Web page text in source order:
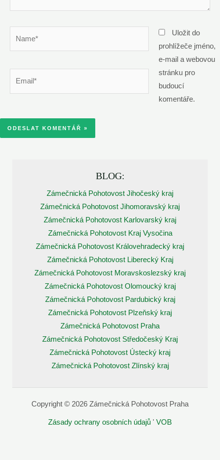
Uložit do
prohlížeče jméno,
e-mail a webovou
stránku pro
budoucí
komentáře.
BLOG:
Zámečnická Pohotovost Jihočeský kraj
Zámečnická Pohotovost Jihomoravský kraj
Zámečnická Pohotovost Karlovarský kraj
Zámečnická Pohotovost Kraj Vysočina
Zámečnická Pohotovost Královehradecký kraj
Zámečnická Pohotovost Liberecký Kraj
Zámečnická Pohotovost Moravskoslezský kraj
Zámečnická Pohotovost Olomoucký kraj
Zámečnická Pohotovost Pardubický kraj
Zámečnická Pohotovost Plzeňský kraj
Zámečnická Pohotovost Praha
Zámečnická Pohotovost Středočeský Kraj
Zámečnická Pohotovost Ústecký kraj
Zámečnická Pohotovost Zlínský kraj
Copyright © 2026 Zámečnická Pohotovost Praha
Zásady ochrany osobních údajů ' VOB